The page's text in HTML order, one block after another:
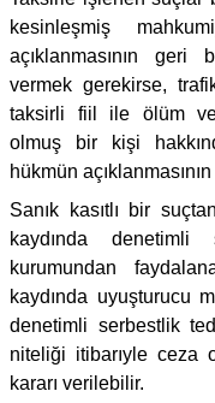
kesinleşmiş
açıklanmasının geri
vermek gerekirse,
taksirli fiil ile ölüm
olmuş bir kişi
hükmün
Sanık kasıtlı bir
kaydında
kurumundan
kaydında uyuşturucu
denetimli serbestlik
niteliği itibarıyle ceza
kararı verilebilir.